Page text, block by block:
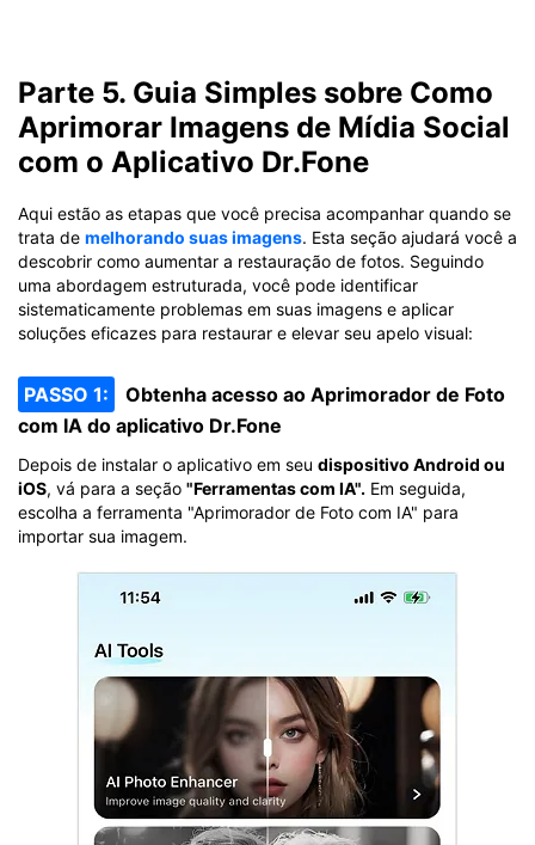
Parte 5. Guia Simples sobre Como
Aprimorar Imagens de Mídia Social
com o Aplicativo Dr.Fone
Aqui estão as etapas que você precisa acompanhar quando se
trata de melhorando suas imagens. Esta seção ajudará você a
descobrir como aumentar a restauração de fotos. Seguindo
uma abordagem estruturada, você pode identificar
sistematicamente problemas em suas imagens e aplicar
soluções eficazes para restaurar e elevar seu apelo visual:
PASSO 1:
Obtenha acesso ao Aprimorador de Foto
com IA do aplicativo Dr.Fone
Depois de instalar o aplicativo em seu dispositivo Android ou
iOS, vá para a seção "Ferramentas com IA". Em seguida,
escolha a ferramenta "Aprimorador de Foto com IA" para
importar sua imagem.